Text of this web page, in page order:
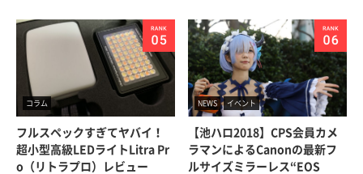
コラム
フルスペックすぎてヤバイ！
超小型高級LEDライトLitra Pr
o（リトラプロ）レビュー
NEWS イベント
【池ハロ2018】CPS会員カメ
ラマンによるCanonの最新フ
ルサイズミラーレス“EOS